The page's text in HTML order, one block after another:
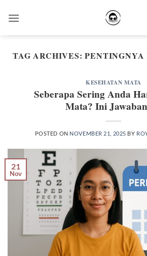
TAG ARCHIVES:
KESEHATAN MATA
Seberapa Sering Anda
Mata? Ini
POSTED ON NOVEMBER 21, 2025 BY
21
Nov